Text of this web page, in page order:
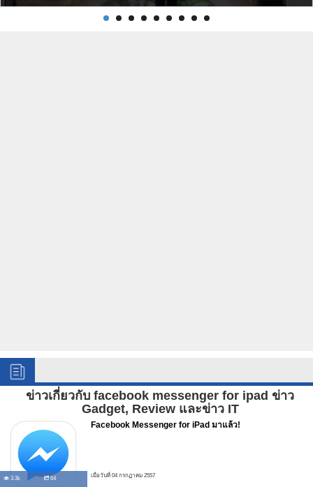
ข่าวเกี่ยวกับ facebook messenger for ipad ข่าว
Gadget, Review และข่าว IT
3.3k 64
Facebook Messenger for iPad มาแล้ว!
เมื่อวันที่ 04 กรกฏาคม 2557